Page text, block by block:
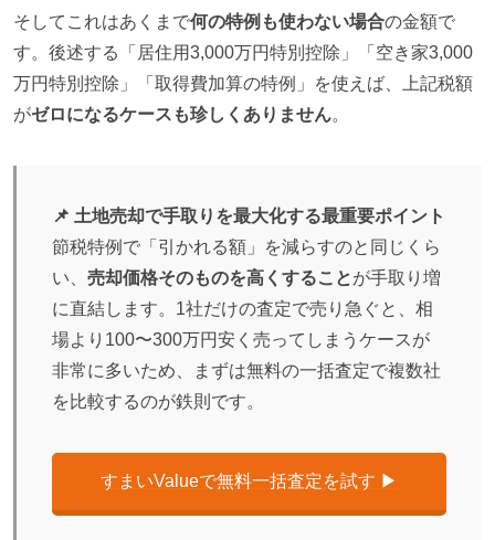
そしてこれはあくまで何の特例も使わない場合の金額で
す。後述する「居住用3,000万円特別控除」「空き家3,000
万円特別控除」「取得費加算の特例」を使えば、上記税額
がゼロになるケースも珍しくありません。
📌 土地売却で手取りを最大化する最重要ポイント
節税特例で「引かれる額」を減らすのと同じくら
い、 売却価格そのものを高くすることが手取り増
に直結します。1社だけの査定で売り急ぐと、相
場より100〜300万円安く売ってしまうケースが
非常に多いため、まずは無料の一括査定で複数社
を比較するのが鉄則です。
すまいValueで無料一括査定を試す ▶︎